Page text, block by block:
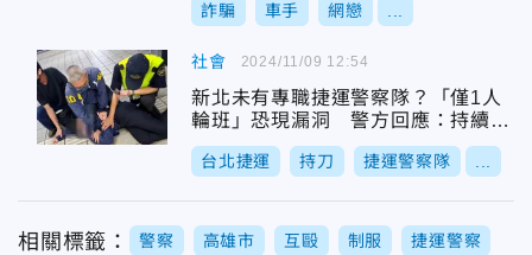
詐騙 車手 網戀
社會
新北未有專職捷運警察隊？「僅1人
輪班」恐現漏洞 警方回應：持續辦
理籌組
台北捷運 持刀 捷運警察隊
2024/11/09 12:54
相關標籤： 警察 高雄市 互毆 制服 捷運警察